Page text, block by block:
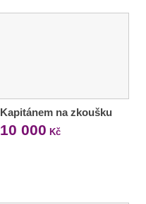
Kapitánem na zkoušku
10 000 Kč